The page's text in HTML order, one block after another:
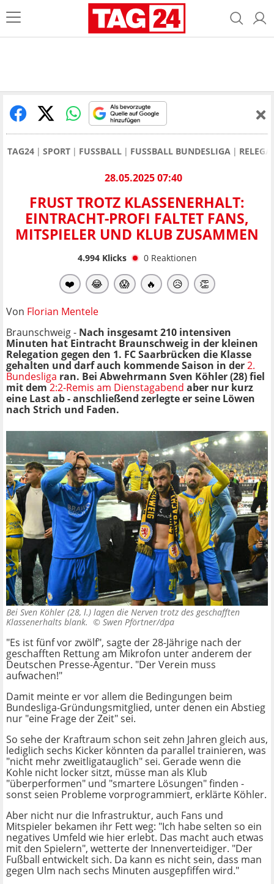
TAG24 SPORT FUSSBALL FUSSBALL BUNDESLIGA
28.05.2025 07:40
FRUST TROTZ KLASSENERHALT:
EINTRACHT-PROFI FALTET FANS,
MITSPIELER UND KLUB ZUSAMMEN
4.994Klicks 0 Reaktionen
❤️ 😂 😱 🔥 😥 👏
Von Florian Mentele
Braunschweig - Nach insgesamt 210 intensiven
Minuten hat Eintracht Braunschweig in der kleinen
Relegation gegen den 1. FC Saarbrücken die Klasse
gehalten und darf auch kommende Saison in der2.
Bundesliga ran. Bei Abwehrmann Sven Köhler (28) fiel
mit dem 2:2-Remis am Dienstagabend aber nur kurz
eine Last ab - anschließend zerlegte er seine Löwen
nach Strich und Faden.
Bei Sven Köhler (28, l.) lagen die Nerven trotz des geschafften
Klassenerhalts blank. © Swen Pförtner/dpa
"Es ist fünf vor zwölf", sagte der 28-Jährige nach der
geschafften Rettung am Mikrofon unter anderem der
Deutschen Presse-Agentur. "Der Verein muss
aufwachen!"
Damit meinte er vor allem die Bedingungen beim
Bundesliga-Gründungsmitglied, unter denen ein Abstieg
nur "eine Frage der Zeit" sei.
So sehe der Kraftraum schon seit zehn Jahren gleich aus,
lediglich sechs Kicker könnten da parallel trainieren, was
"nicht mehr zweitligatauglich" sei. Gerade wenn die
Kohle nicht locker sitzt, müsse man als Klub
"überperformen" und "smartere Lösungen" finden -
sonst seien Probleme vorprogrammiert, erklärte Köhler.
Aber nicht nur die Infrastruktur, auch Fans und
Mitspieler bekamen ihr Fett weg: "Ich habe selten so ein
negatives Umfeld wie hier erlebt. Das macht auch etwas
mit den Spielern", wetterte der Innenverteidiger. "Der
Fußball entwickelt sich. Da kann es nicht sein, dass man
gegen Ulm nach sechs Minuten ausgepfiffen wird."